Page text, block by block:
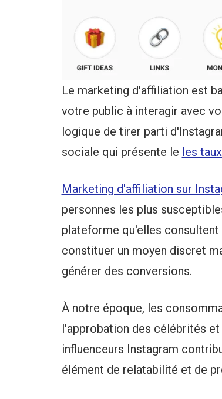
Le marketing d'affiliation est
votre public à interagir avec
logique de tirer parti
sociale qui présente le les
Marketing d'affiliation sur
personnes les plus
plateforme qu'elles consultent
constituer un moyen discret
générer des conversions.
À notre époque, les
l'approbation des célébrités
influenceurs Instagram
élément de relatabilité et de